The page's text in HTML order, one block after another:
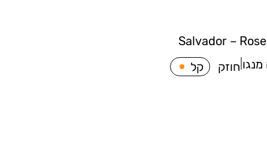
Salvador –
חוזק קל